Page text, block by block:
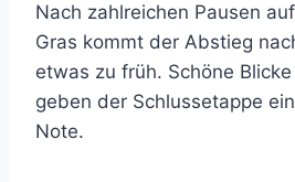
Nach zahlreichen Pausen
Gras kommt der Abstieg
etwas zu früh. Schöne
geben der Schlussetappe
Note.